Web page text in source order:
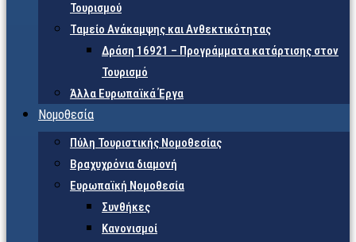
Τουρισμού
Ταμείο Ανάκαμψης και Ανθεκτικότητας
Δράση 16921 – Προγράμματα κατάρτισης στον
Τουρισμό
Άλλα Ευρωπαϊκά Έργα
Νομοθεσία
Πύλη Τουριστικής Νομοθεσίας
Βραχυχρόνια διαμονή
Ευρωπαϊκή Νομοθεσία
Συνθήκες
Κανονισμοί